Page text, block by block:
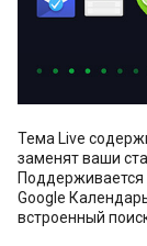
Тема Live
заменят ваши
Поддерживается
Google
встроенный